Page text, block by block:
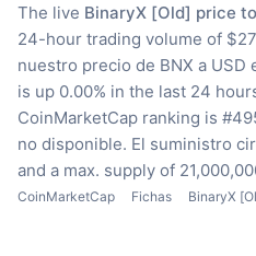
The live BinaryX [Old] price
24-hour trading volume of
nuestro precio de BNX a USD
is up 0.00% in the last 24
CoinMarketCap ranking is
no disponible. El suministro
and a max. supply of
CoinMarketCap Fichas BinaryX